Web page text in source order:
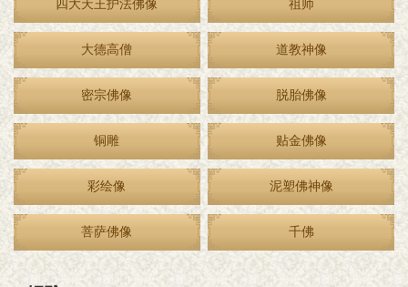
四大天王护法佛像 祖师
大德高僧 道教神像
密宗佛像 脱胎佛像
铜雕 贴金佛像
彩绘像 泥塑佛神像
菩萨佛像 千佛